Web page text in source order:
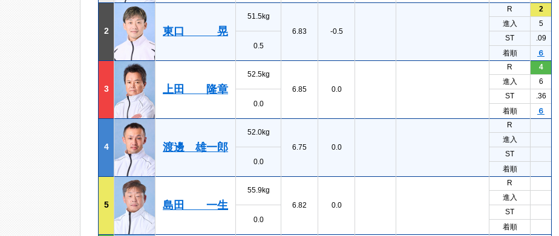
2 東口 晃
51.5kg
6.83
-0.5
R
2
進入
5
0.5
ST
.09
着順
６
3 上田 隆章
52.5kg
6.85
0.0
R
4
進入
6
0.0
ST
.36
着順
６
4 渡邊 雄一郎
52.0kg
6.75
0.0
R
進入
0.0
ST
着順
5 島田 一生
55.9kg
6.82
0.0
R
進入
0.0
ST
着順